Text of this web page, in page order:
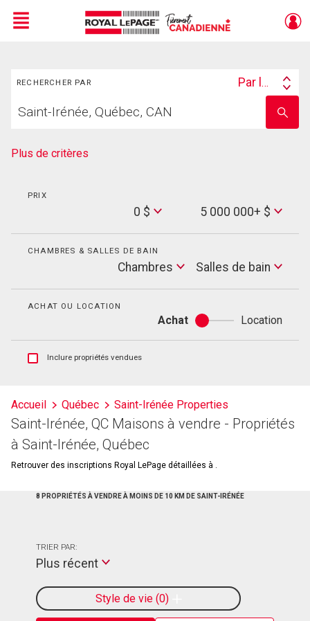
Menu
RECHERCHER PAR
Search
Par lieu
votre
nom
Plus de critères
PRIX
0 $
Max
Price
5 000 000+ $
CHAMBRES & SALLES DE BAIN
Chambres
Salles
de
Salles de bain
ACHAT OU LOCATION
Achat
Achat
ou
Location
Afficher
et
les
historiques
d'inscriptions
Inclure propriétés vendues
Accueil Québec Saint-Irénée Properties
Saint-Irénée, QC Maisons à vendre - Propriétés
à Saint-Irénée, Québec
Retrouver des inscriptions Royal LePage détaillées à .
8 PROPRIÉTÉS À VENDRE À MOINS DE 10 KM DE SAINT-IRÉNÉE
Style de vie 0
TRIER PAR:
Plus récent